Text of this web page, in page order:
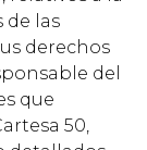
de las
derechos
del
que
50,